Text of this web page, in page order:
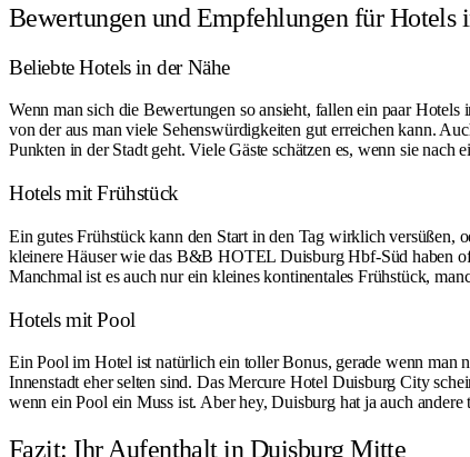
Bewertungen und Empfehlungen für Hotels
Beliebte Hotels in der Nähe
Wenn man sich die Bewertungen so ansieht, fallen ein paar
von der aus man viele Sehenswürdigkeiten gut erreichen kann.
Punkten in der Stadt geht. Viele Gäste schätzen es, wenn sie
Hotels mit Frühstück
Ein gutes Frühstück kann den Start in den Tag wirklich
kleinere Häuser wie das B&B HOTEL Duisburg Hbf-Süd haben
Manchmal ist es auch nur ein kleines kontinentales Frühstück,
Hotels mit Pool
Ein Pool im Hotel ist natürlich ein toller Bonus, gerade wenn man
Innenstadt eher selten sind. Das Mercure Hotel Duisburg City
wenn ein Pool ein Muss ist. Aber hey, Duisburg hat ja auch
Fazit: Ihr Aufenthalt in Duisburg Mitte